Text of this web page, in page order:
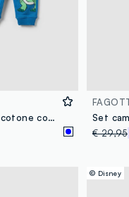
Completo jogging blu in puro cotone con stampe Toy Story per bimbo
€ 29,95
© Disney